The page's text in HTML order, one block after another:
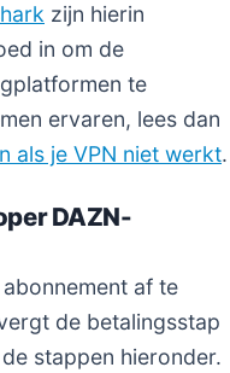
zijn hierin
in om de
te
ervaren, lees dan
als je VPN niet werkt.
DAZN-
af te
de betalingsstap
stappen hieronder.